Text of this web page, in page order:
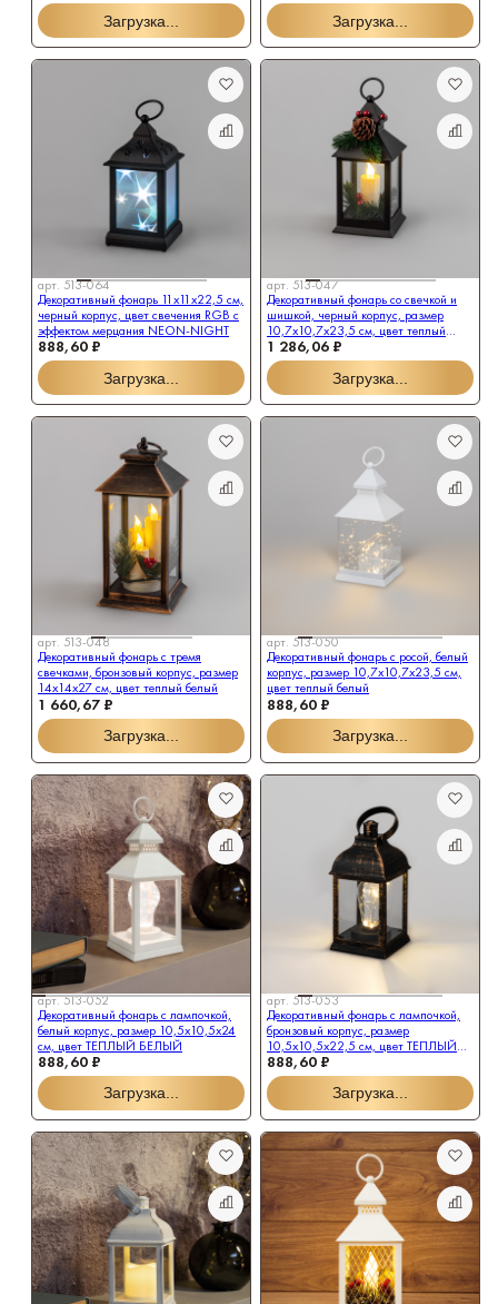
В каталог
Заказать звонок
Загрузка... Загрузка...
арт. 513-064
Декоративный фонарь 11х11х22,5 см,
черный корпус, цвет свечения RGB с
эффектом мерцания NEON-NIGHT
888,60 ₽
Загрузка...
арт. 513-047
Декоративный фонарь со свечкой и
шишкой, черный корпус, размер
10,7x10,7x23,5 см, цвет теплый
белый
1 286,06 ₽
Загрузка...
арт. 513-048
Декоративный фонарь с тремя
свечками, бронзовый корпус, размер
14x14x27 см, цвет теплый белый
1 660,67 ₽
Загрузка...
арт. 513-050
Декоративный фонарь с росой, белый
корпус, размер 10,7х10,7х23,5 см,
цвет теплый белый
888,60 ₽
Загрузка...
арт.513-052
Декоративный фонарь с лампочкой,
белый корпус, размер 10,5х10,5х24
см, цвет ТЕПЛЫЙ БЕЛЫЙ
888,60 ₽
Загрузка...
арт. 513-053
Декоративный фонарь с лампочкой,
бронзовый корпус, размер
10,5х10,5х22,5 см, цвет ТЕПЛЫЙ
БЕЛЫЙ
888,60 ₽
Загрузка...